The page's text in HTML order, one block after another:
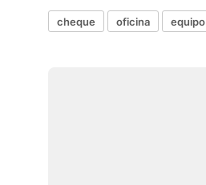
cheque oficina equipo